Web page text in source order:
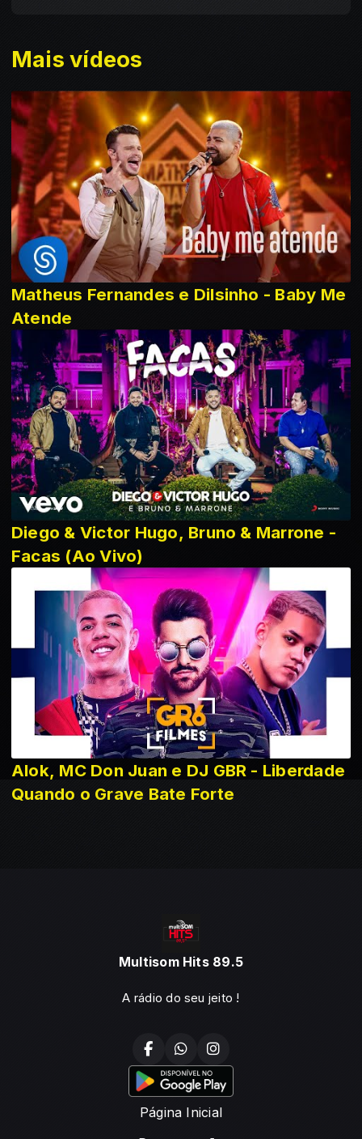
Mais vídeos
Matheus Fernandes e Dilsinho - Baby Me
Atende
Diego & Victor Hugo, Bruno & Marrone -
Facas (Ao Vivo)
Alok, MC Don Juan e DJ GBR - Liberdade
Quando o Grave Bate Forte
Multisom Hits 89.5
A rádio do seu jeito !
Página Inicial